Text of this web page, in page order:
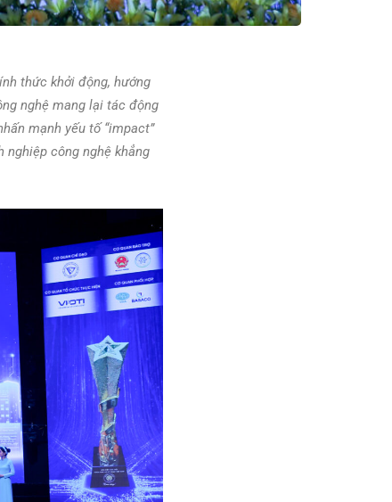
thức khởi động, hướng
nghệ mang lại tác động
mạnh yếu tố “impact”
công nghệ khẳng